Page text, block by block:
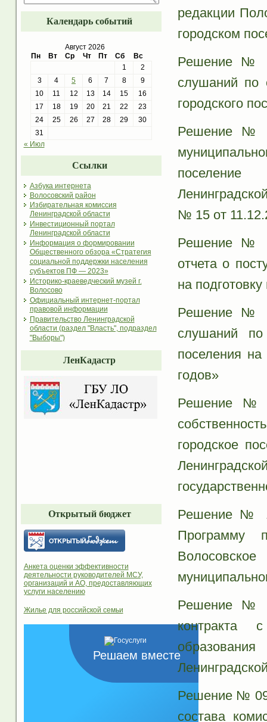
Календарь событий
Август 2026
Пн
Вт Ср Чт Пт Сб
Вс
1
2
3
4 5 6 7 8
9
10
11 12 13 14 15
16
17
18 19 20 21 22
23
24
25 26 27 28 29
30
31
« Июл
Ссылки
Азбука интернета
Волосовский район
Избирательная комиссия
Ленинградской области
Инвестиционный портал
Ленинградской области
Информация о формировании
Общественного обзора «Стратегия
социальной поддержки населения
субъектов ПФ — 2023»
Историко-краеведческий музей г.
Волосово
Официальный интернет-портал
правовой информации
Правительство Ленинградской
области (раздел "Власть", подраздел
"Выборы")
ЛенКадастр
Открытый бюджет
Анкета оценки эффективности
деятельности руководителей МСУ,
организаций и АО, предоставляющих
услуги населению
Жилье для российской семьи
Решаем вместе
редакции
городском
Решение №
слушаний по
городского
Решение №
поселение
№ 15 от
Решение №
отчета о
на
Решение №
слушаний по
поселения
годов»
Решение №
городское
Решение №
Программу
Решение №
контракта
Решение № 09
состава